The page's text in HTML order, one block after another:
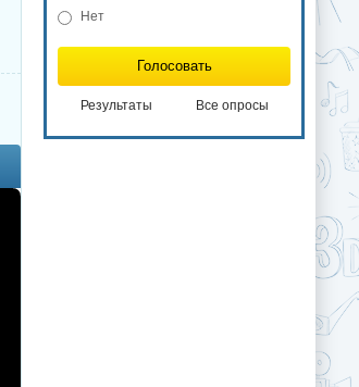
Нет
Голосовать
Результаты Все опросы